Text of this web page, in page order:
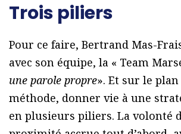
Trois piliers
Pour ce faire, Bertrand Mas-
avec son équipe, la « Team
une parole propre». Et sur le
méthode, donner vie à une
en plusieurs piliers. La volonté